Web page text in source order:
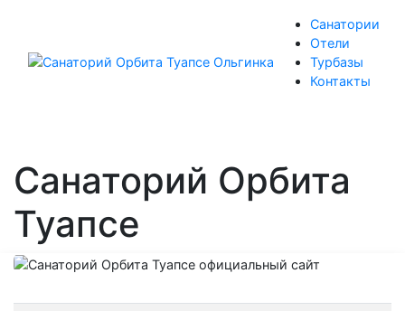
Санатории
Отели
Турбазы
Контакты
Санаторий Орбита
Туапсе